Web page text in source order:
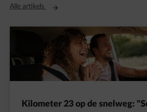
Alle artikels Opent in een nieuw tabblad
Kilometer 23 op de snelweg: